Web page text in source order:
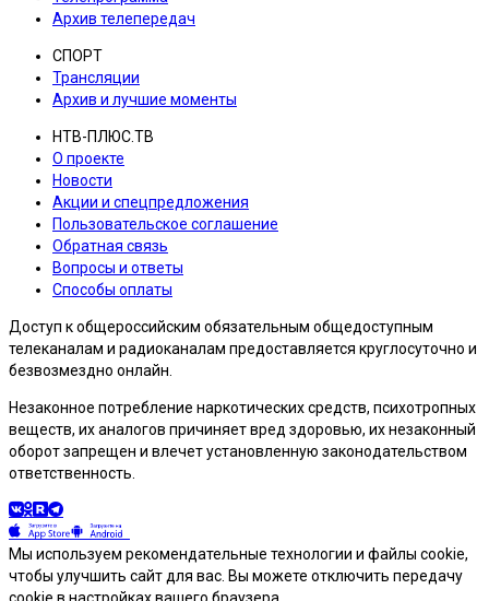
Архив телепередач
СПОРТ
Трансляции
Архив и лучшие моменты
НТВ-ПЛЮС.ТВ
О проекте
Новости
Акции и спецпредложения
Пользовательское соглашение
Обратная связь
Вопросы и ответы
Способы оплаты
Доступ к общероссийским обязательным общедоступным
телеканалам и радиоканалам предоставляется круглосуточно и
безвозмездно онлайн.
Незаконное потребление наркотических средств, психотропных
веществ, их аналогов причиняет вред здоровью, их незаконный
оборот запрещен и влечет установленную законодательством
ответственность.
Мы используем рекомендательные технологии и файлы cookie,
чтобы улучшить сайт для вас. Вы можете отключить передачу
cookie в настройках вашего браузера